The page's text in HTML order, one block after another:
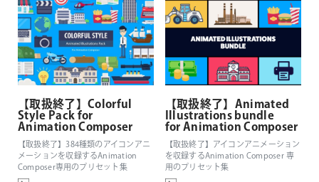
【取扱終了】Colorful
Style Pack for
Animation Composer
【取扱終了】384種類のアイコンアニ
メーションを収録するAnimation
Composer専用のプリセット集
【取扱終了】Animated
Illustrations bundle
for Animation Composer
【取扱終了】アイコンアニメーション
を収録するAnimation Composer 専
用のプリセット集